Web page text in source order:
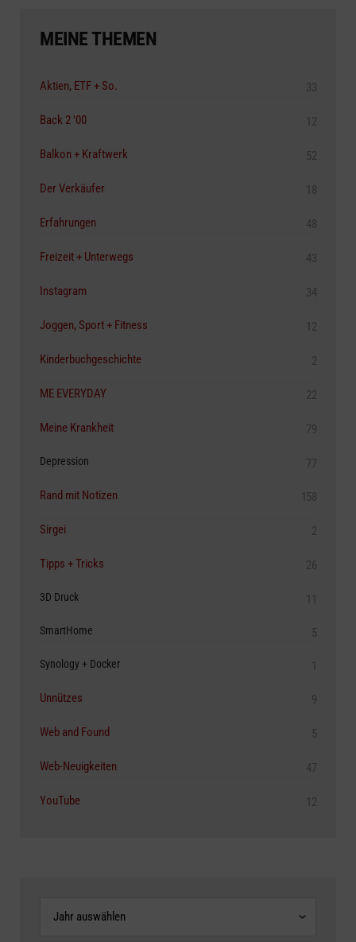
MEINE THEMEN
Aktien, ETF + So. 33
Back 2 '00 12
Balkon + Kraftwerk 52
Der Verkäufer 18
Erfahrungen 48
Freizeit + Unterwegs 43
Instagram 34
Joggen, Sport + Fitness 12
Kinderbuchgeschichte 2
ME EVERYDAY 22
Meine Krankheit 79
Depression 77
Rand mit Notizen 158
Sirgei 2
Tipps + Tricks 26
3D Druck 11
SmartHome 5
Synology + Docker 1
Unnützes 9
Web and Found 5
Web-Neuigkeiten 47
YouTube 12